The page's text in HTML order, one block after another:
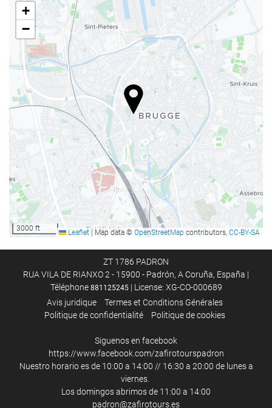
Spa
Sauna
Salle de Fitness
Services de réception
Réception ouverte 24h/24
Bagagerie
Nourriture et boissons
Restaurant à la carte
Bar
Parking
Réunions et évènements
Centre Business
Wi-Fi gratuit
Service de nettoyage
+
−
3000 ft Leaflet Map data © OpenStreetMap contributors, CC-BY-SA
ZT 1786 PADRON
RUA VILA DE RIANXO 2 - 15900 - Padrón, A Coruña, España |
Téléphone 881125245| License: XG-CO-000689
Avis juridique
Termes et Conditions Générales
Politique de confidentialité
Politique de cookies
Siguenos en facebook
https://www.facebook.com/zafirotourspadron
Nuestro horario es de 10:00 a 14:00 // 16:30 a 20:00 de lunes a
viernes.
Los domingos abrimos de 11:00 a 14:00
padron@zafirotours.es